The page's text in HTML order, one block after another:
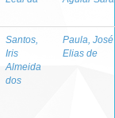
Santos,
Iris
Almeida
dos
Paula, José
Elias de